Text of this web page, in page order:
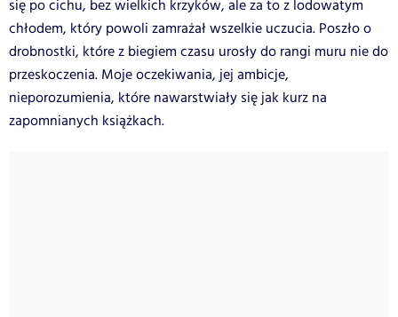
się po cichu, bez wielkich krzyków, ale za to z lodowatym
chłodem, który powoli zamrażał wszelkie uczucia. Poszło o
drobnostki, które z biegiem czasu urosły do rangi muru nie do
przeskoczenia. Moje oczekiwania, jej ambicje,
nieporozumienia, które nawarstwiały się jak kurz na
zapomnianych książkach.